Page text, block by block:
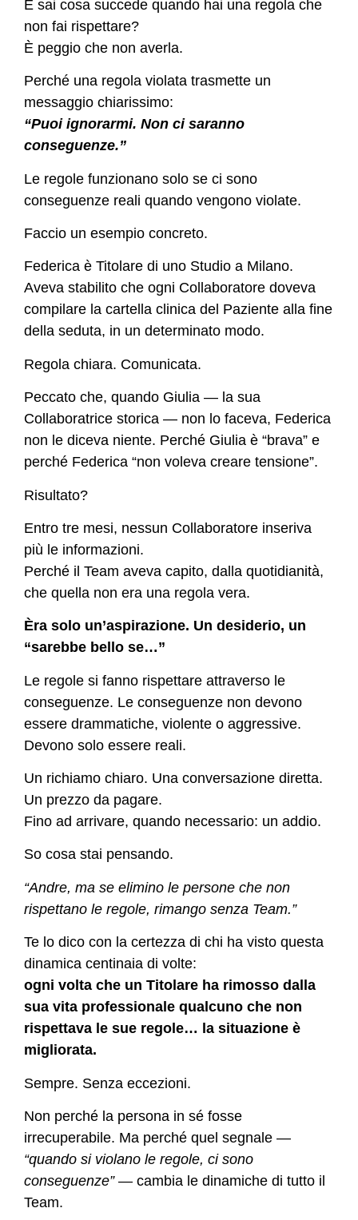
E sai cosa succede quando hai una regola che
non fai rispettare?
È peggio che non averla.
Perché una regola violata trasmette un
messaggio chiarissimo:
“Puoi ignorarmi. Non ci saranno
conseguenze.”
Le regole funzionano solo se ci sono
conseguenze reali quando vengono violate.
Faccio un esempio concreto.
Federica è Titolare di uno Studio a Milano.
Aveva stabilito che ogni Collaboratore doveva
compilare la cartella clinica del Paziente alla fine
della seduta, in un determinato modo.
Regola chiara. Comunicata.
Peccato che, quando Giulia — la sua
Collaboratrice storica — non lo faceva, Federica
non le diceva niente. Perché Giulia è “brava” e
perché Federica “non voleva creare tensione”.
Risultato?
Entro tre mesi, nessun Collaboratore inseriva
più le informazioni.
Perché il Team aveva capito, dalla quotidianità,
che quella non era una regola vera.
Èra solo un’aspirazione. Un desiderio, un
“sarebbe bello se…”
Le regole si fanno rispettare attraverso le
conseguenze. Le conseguenze non devono
essere drammatiche, violente o aggressive.
Devono solo essere reali.
Un richiamo chiaro. Una conversazione diretta.
Un prezzo da pagare.
Fino ad arrivare, quando necessario: un addio.
So cosa stai pensando.
“Andre, ma se elimino le persone che non
rispettano le regole, rimango senza Team.”
Te lo dico con la certezza di chi ha visto questa
dinamica centinaia di volte:
ogni volta che un Titolare ha rimosso dalla
sua vita professionale qualcuno che non
rispettava le sue regole… la situazione è
migliorata.
Sempre. Senza eccezioni.
Non perché la persona in sé fosse
irrecuperabile. Ma perché quel segnale —
“quando si violano le regole, ci sono
conseguenze”— cambia le dinamiche di tutto il
Team.